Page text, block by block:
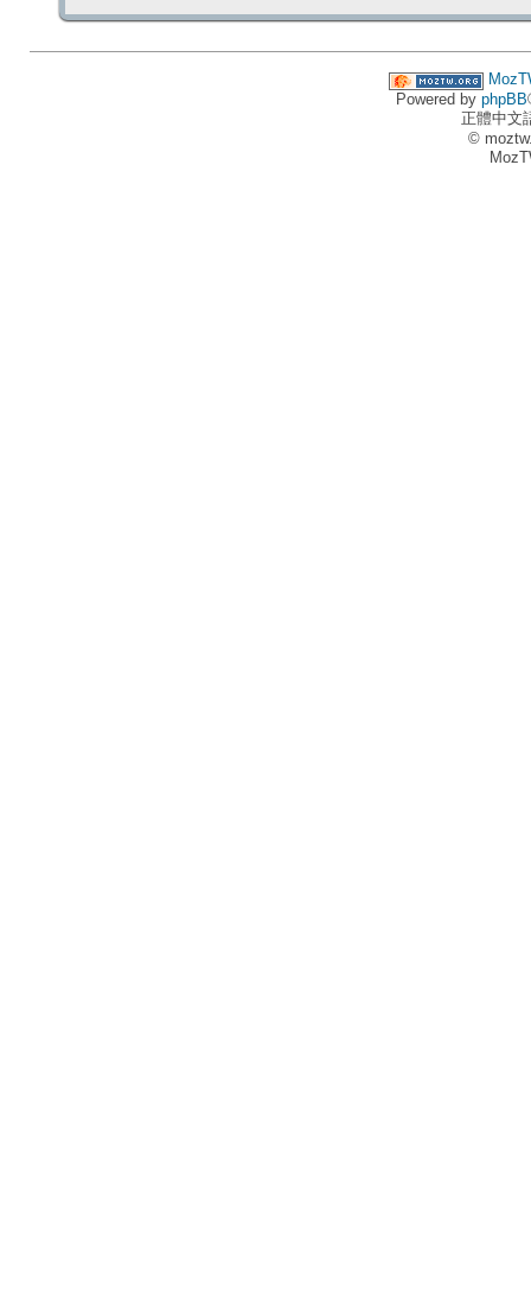
Powered by phpBB
正體中文
©